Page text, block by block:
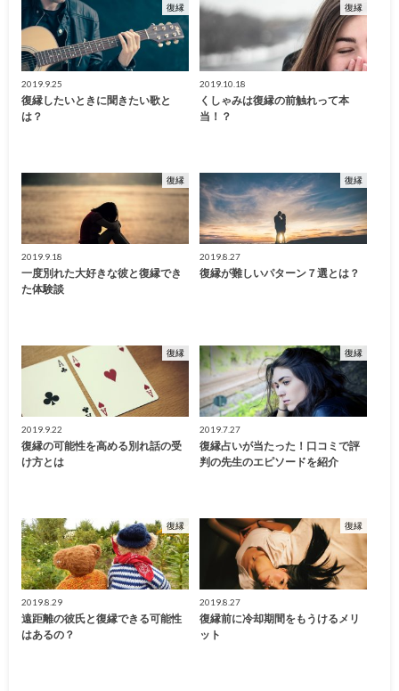
復縁
2019.9.25
復縁したいときに聞きたい歌と
は？
復縁
2019.10.18
くしゃみは復縁の前触れって本
当！？
復縁
2019.9.18
一度別れた大好きな彼と復縁でき
た体験談
復縁
2019.8.27
復縁が難しいパターン７選とは？
復縁
2019.9.22
復縁の可能性を高める別れ話の受
け方とは
復縁
2019.7.27
復縁占いが当たった！口コミで評
判の先生のエピソードを紹介
復縁
2019.8.29
遠距離の彼氏と復縁できる可能性
はあるの？
復縁
2019.8.27
復縁前に冷却期間をもうけるメリ
ット